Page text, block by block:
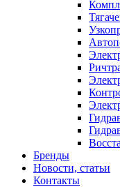
Бренды
Новости, статьи
Контакты